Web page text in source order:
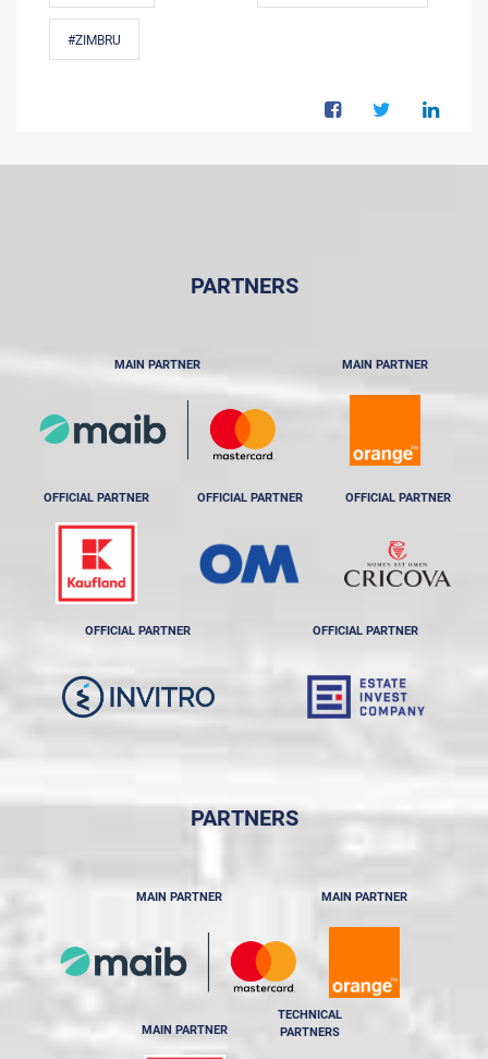
#ZIMBRU
PARTNERS
MAIN PARTNER MAIN PARTNER
OFFICIAL PARTNER OFFICIAL PARTNER OFFICIAL PARTNER
OFFICIAL PARTNER OFFICIAL PARTNER
PARTNERS
MAIN PARTNER MAIN PARTNER
MAIN PARTNER
TECHNICAL
PARTNERS